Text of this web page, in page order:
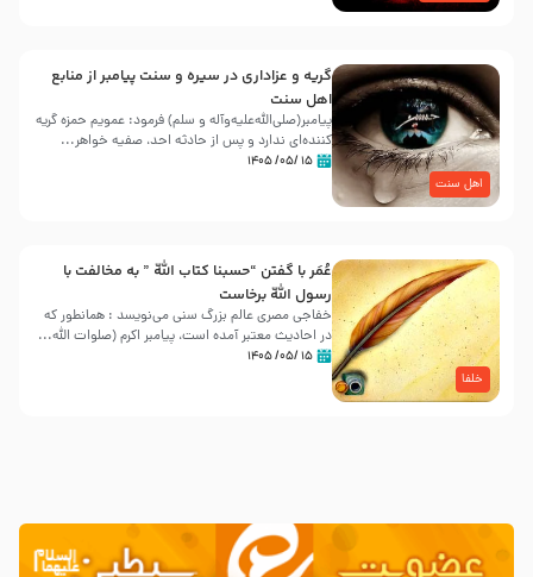
اهل سنت
گریه و عزاداری در سیره و سنت پیامبر از منابع
اهل سنت
پیامبر(صلی‌الله‌علیه‌وآله و سلم) فرمود: عمویم حمزه گریه
کننده‌ای ندارد و پس از حادثه احد، صفیه خواهر...
۱۵ /۰۵/ ۱۴۰۵
خلفا
عُمَر با گفتن “حسبنا كتاب اللّه ” به مخالفت با
رسول اللّه برخاست
خفاجی مصری عالم بزرگ سنی می‌نویسد : همانطور که
در احادیث معتبر آمده است، پیامبر اکرم (صلوات اللّه...
۱۵ /۰۵/ ۱۴۰۵